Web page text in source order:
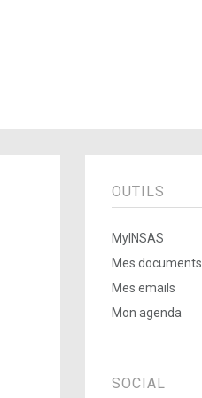
OUTILS
MyINSAS
Mes documents
Mes emails
Mon agenda
SOCIAL